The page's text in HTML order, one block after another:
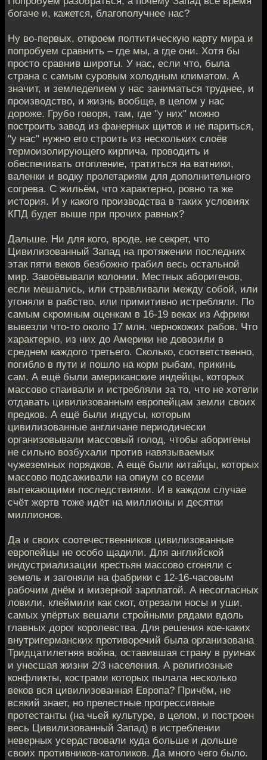
богаче и, кажется, благополучнее нас?
Ну во-первых, откроем полтитическую карту мира и
попробуем сравнить – где мы, а где они. Хотя бы
просто сравнив широты. У нас, если что, была
страна с самым суровым холодным климатом. А
значит, и земледелием у нас заниматься труднее, и
производство, и жизнь вообще, в целом у нас
дороже. Грубо говоря, там, где "у них" можно
построить завод из фанерных щитов и не париться,
"у нас" нужно его строить из нескольких слоёв
термоизолирующего кирпича, проводить и
обеспечивать отопление, тратиться на ватники,
валенки и водку пролетариям для дополнительного
согрева. С жильём, что характерно, ровно та же
история. И у какого производства в таких условиях
КПД будет выше при прочих равных?
Дальше. Ни для кого, вроде, не секрет, что
Цивилизованный Запад на протяжении последних
этак пяти веков безбожно грабил весь остальной
мир. Завоёвывали колонии. Местных аборигенов,
если мешались, или стравливали между собой, или
угоняли в рабство, или примитивно истребляли. По
самым скромным оценкам в 16-19 веках из Африки
вывезли что-то около 17 млн. чернокожих рабов. Что
характерно, из них до Америки не довозили в
среднем каждого третьего. Сколько, соответственно,
погибло в пути и пошло на корм рыбам, прикинь
сам. А ещё были американские индейцы, которых
массово спаивали и истребляли за то, что не хотели
отдавать цивилизованным европейцам земли своих
предков. А ещё были индусы, которым
цивилизованные англичане периодически
организовывали массовый голод, чтобы аборигены
не сильно возбухали против навязываемых
чужеземных порядков. А ещё были китайцы, которых
массово подсаживали на опиум со всеми
вытекающими последствиями. И в каждом случае
счёт жертв тоже идёт на миллионы и десятки
миллионов.
Да и своих соотечественников цивилизованные
европейцы не особо щадили. Для английской
индустриализации крестьян массово сгоняли с
земель и загоняли на фабрики с 12-16-часовым
рабочим днём и мизерной зарплатой. А несогласных
ловили, клеймили как скот, отрезали носы и уши,
самых упёртых вешали стройными рядами вдоль
главных дорог королевства. Для решения кое-каких
внутригерманских противоречий была организована
Тридцатилетняя война, оставившая страну в руинах
и унесшая жизни 2/3 населения. А религиозные
конфликты, кострами которых пылала несколько
веков вся цивилизованная Европа? Причём, не
всякий знает, но прелестные прогрессивные
протестанты (на чьей культуре, в целом, и построен
весь Цивилизованный Запад) в истреблении
неверных усердствовали куда больше и дольше
своих противников-католиков. Да много чего было.